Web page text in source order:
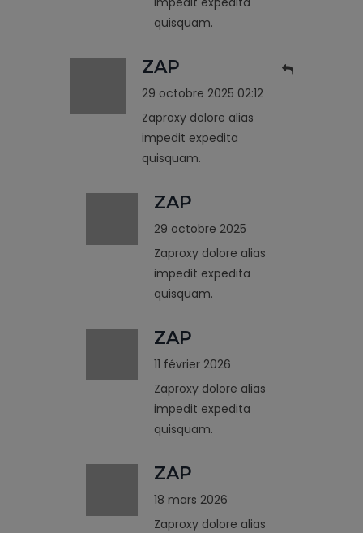
quisquam.
ZAP
29 octobre 2025 02:12
Zaproxy dolore alias
impedit expedita
quisquam.
ZAP
29 octobre 2025
Zaproxy dolore alias
impedit expedita
quisquam.
ZAP
11 février 2026
Zaproxy dolore alias
impedit expedita
quisquam.
ZAP
18 mars 2026
Zaproxy dolore alias